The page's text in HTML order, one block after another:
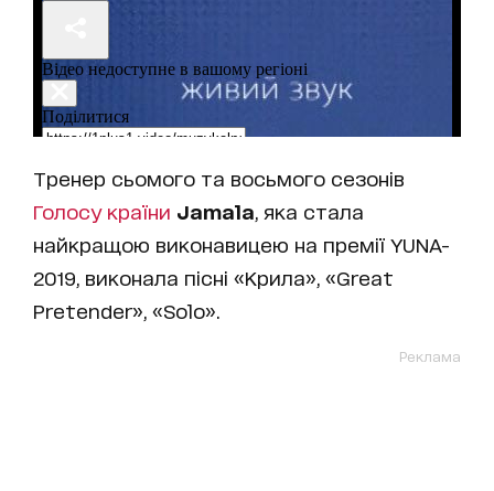
Тренер сьомого та восьмого сезонів
Голосу країни Jamala , яка стала
найкращою виконавицею на премії YUNA-
2019, виконала пісні «Крила», «Great
Pretender», «Solo».
Реклама